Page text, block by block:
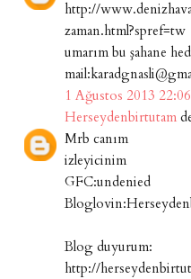
http://
zaman.html?spref=tw
umarım bu şahane
1 Ağustos 2013 22:06
Herseydenbirtutam
Mrb canım
izleyicinim
GFC:undenied
Blog duyurum:
http://